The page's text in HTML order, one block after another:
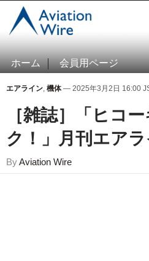
ホーム 会員用ページ
エアライン, 機体— 2025年3月2日 16:00
［雑誌］「ヒコ
ク！」月刊エア
ByAviation Wire